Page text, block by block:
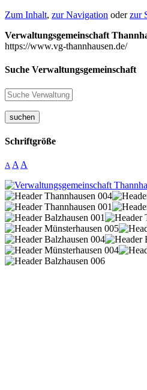
Zum Inhalt, zur Navigation oderzur
Verwaltungsgemeinschaft
https://www.vg-thannhausen.de/
Suche Verwaltungsgemeinschaft
suchen
Schriftgröße
A A A